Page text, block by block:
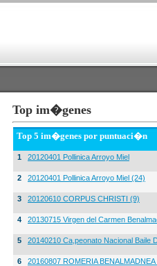
Top im�genes
Top 5 im�genes por puntuaci�n
1 20120401 Pollinica Arroyo Miel
2 20120401 Pollinica Arroyo Miel (24)
3 20120610 CORPUS CHRISTI (9)
4 20130715 Virgen del Carmen
5 20140210 Ca,peonato Nacional Baile
6 20160807 ROMERIA